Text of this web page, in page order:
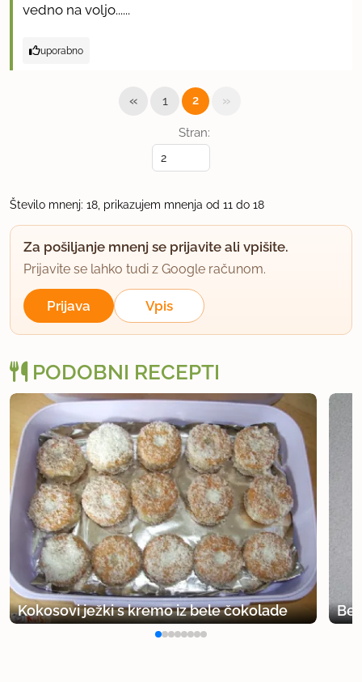
vedno na voljo......
uporabno
Stran:
« 1 2 »
Število mnenj: 18, prikazujem mnenja od 11 do 18
Za pošiljanje mnenj se prijavite ali vpišite.
Prijavite se lahko tudi z Google računom.
Prijava Vpis
PODOBNI RECEPTI
Kokosovi ježki s kremo iz bele čokolade